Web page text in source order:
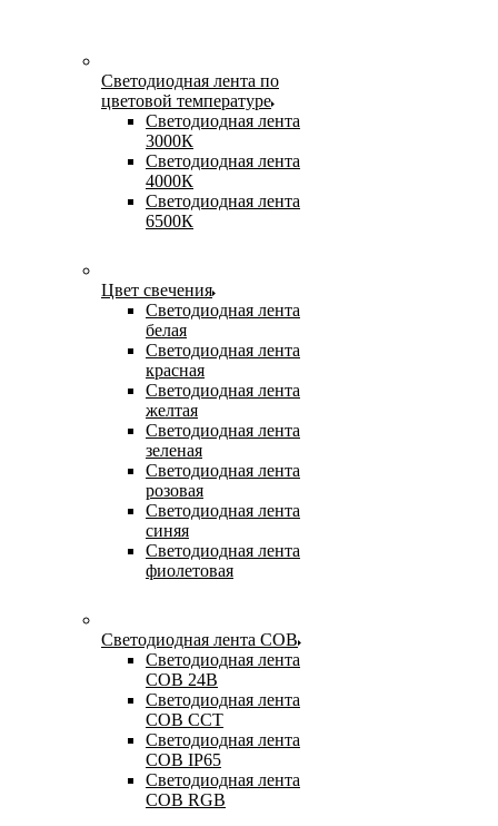
Светодиодная лента по
цветовой температуре
Светодиодная лента
3000К
Светодиодная лента
4000К
Светодиодная лента
6500К
Цвет свечения
Светодиодная лента
белая
Светодиодная лента
красная
Светодиодная лента
желтая
Светодиодная лента
зеленая
Светодиодная лента
розовая
Светодиодная лента
синяя
Светодиодная лента
фиолетовая
Светодиодная лента COB
Светодиодная лента
COB 24В
Светодиодная лента
COB CCT
Светодиодная лента
COB IP65
Светодиодная лента
COB RGB